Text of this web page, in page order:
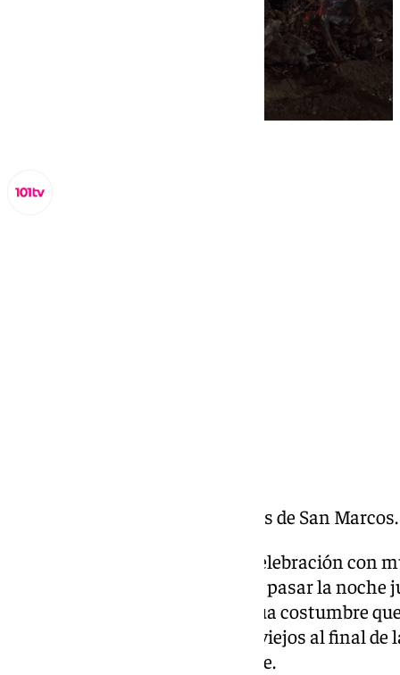
Fiesta de las Candelas en Cuevas de San
La fiesta de las Candelas, una celebración con
reúne a paisanos y amigos para pasar la
Esta fiesta proviene de la antigua costumbre
quemar los aperos de labranza viejos al final
renovación para el año siguiente.